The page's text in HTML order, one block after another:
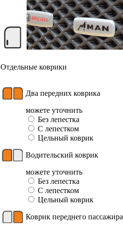
Отдельные коврики
Два передних коврика
можете уточнить
Без лепестка
С лепестком
Цельный коврик
Водительский коврик
можете уточнить
Без лепестка
С лепестком
Цельный коврик
Коврик переднего пассажира